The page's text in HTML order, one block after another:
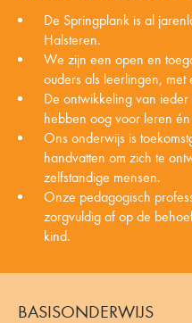
De Springplank is al
Halsteren.
We zijn een open en
ouders als leerlingen,
De ontwikkeling van
hebben oog voor leren
Ons onderwijs is
handvatten om zich te
zelfstandige mensen.
Onze pedagogisch
zorgvuldig af op de
kind.
BASISONDERWIJS